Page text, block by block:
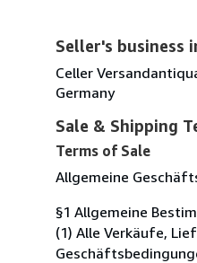
Seller's business
Celler
Germany
Sale & Shipping
Terms of Sale
Allgemeine
§1 Allgemeine
(1) Alle Verkäufe,